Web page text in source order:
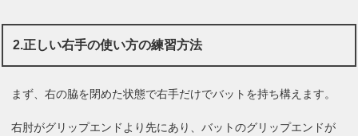
2.正しい右手の使い方の練習方法
まず、右の脇を閉めた状態で右手だけでバットを持ち構えます。
右肘がグリップエンドより先にあり、バットのグリップエンドが